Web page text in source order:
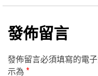
發佈留言
發佈留言必須填寫的電
示為 *